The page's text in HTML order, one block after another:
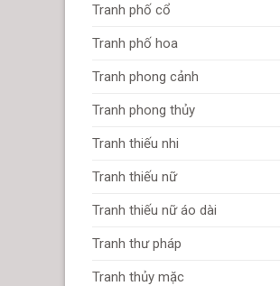
Tranh phố cổ
Tranh phố hoa
Tranh phong cảnh
Tranh phong thủy
Tranh thiếu nhi
Tranh thiếu nữ
Tranh thiếu nữ áo dài
Tranh thư pháp
Tranh thủy mặc